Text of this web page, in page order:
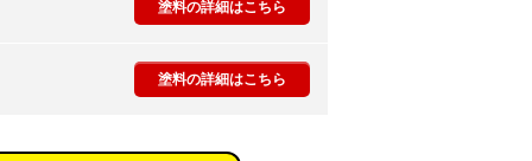
塗料の詳細はこちら
塗料の詳細はこちら